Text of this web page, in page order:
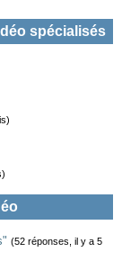
spécialisés
(52 réponses, il y a 5